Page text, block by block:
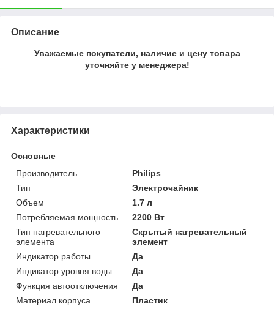
Описание
Уважаемые покупатели, наличие и цену товара
уточняйте у менеджера!
Характеристики
Основные
Производитель
Philips
Тип
Электрочайник
Объем
1.7 л
Потребляемая мощность
2200 Вт
Тип нагревательного
элемента
Скрытый нагревательный
элемент
Индикатор работы
Да
Индикатор уровня воды
Да
Функция автоотключения
Да
Материал корпуса
Пластик